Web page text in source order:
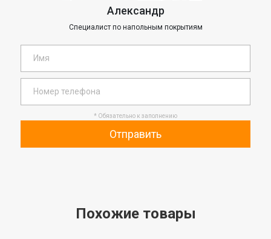
Александр
Специалист по напольным покрытиям
* Обязательно к заполнению
Отправить
Похожие товары